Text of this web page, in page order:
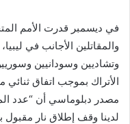
والمقاتلين الأجانب في
وتشاديين وسودانيين
الأتراك بموجب اتفاق
مصدر دبلوماسي أن “عدد
لدينا وقف إطلاق نار